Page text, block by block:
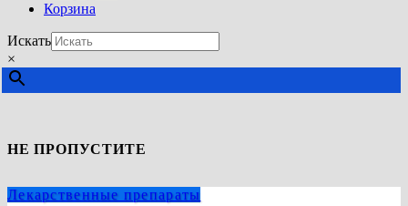
Корзина
Искать
×
НЕ ПРОПУСТИТЕ
Лекарственные препараты